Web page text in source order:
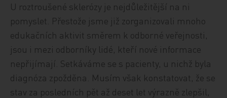
U roztroušené sklerózy je nejdůležitější na ni
pomyslet. Přestože jsme již zorganizovali mnoho
edukačních aktivit směrem k odborné veřejnosti,
jsou i mezi odborníky lidé, kteří nové informace
nepřijímají. Setkáváme se s pacienty, u nichž byla
diagnóza zpožděna. Musím však konstatovat, že se
stav za posledních pět až deset let výrazně zlepšil,